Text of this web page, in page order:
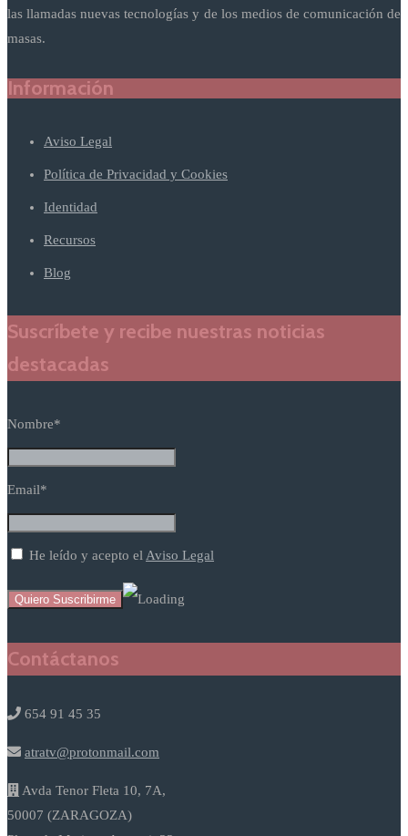
las llamadas nuevas tecnologías y de los medios de comunicación de
masas.
Información
Aviso Legal
Política de Privacidad y Cookies
Identidad
Recursos
Blog
Suscríbete y recibe nuestras noticias
destacadas
Nombre*
Email*
He leído y acepto elAviso Legal
Contáctanos
654 91 45 35
atratv@protonmail.com
Avda Tenor Fleta 10, 7A,
50007 (ZARAGOZA)